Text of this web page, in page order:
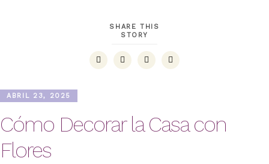
SHARE THIS
STORY
ABRIL 23, 2025
Cómo Decorar la Casa con
Flores